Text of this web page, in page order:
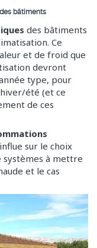
bâtiments
des bâtiments
Ce
et de froid que
devront
type, pour
été (et ce
de ces
sur le choix
systèmes à mettre
et le cas